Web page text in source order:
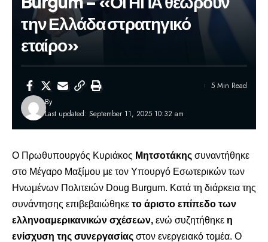
την Ελλάδα στρατηγικό
εταίρο»
Last updated: September 11, 2025 10:32 am
By
5 Min Read
Ο Πρωθυπουργός Κυριάκος Μητσοτάκης συναντήθηκε
στο Μέγαρο Μαξίμου με τον Υπουργό Εσωτερικών των
Ηνωμένων Πολιτειών Doug Burgum. Κατά τη διάρκεια της
συνάντησης επιβεβαιώθηκε το άριστο επίπεδο των
ελληνοαμερικανικών σχέσεων, ενώ συζητήθηκε η
ενίσχυση της συνεργασίας στον ενεργειακό τομέα. Ο